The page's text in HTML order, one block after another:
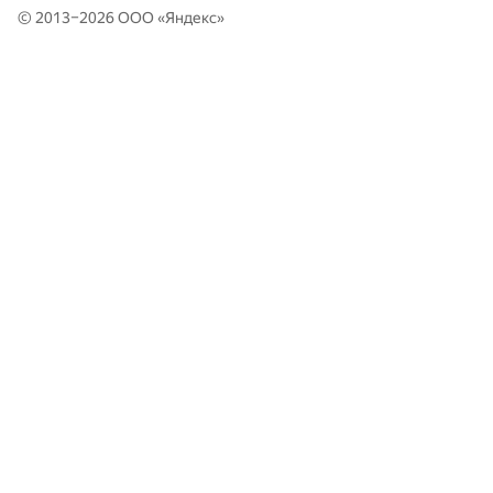
© 2013–2026 ООО «Яндекс»